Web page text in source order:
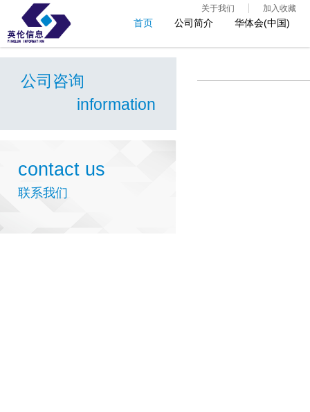
首页 公司简介 华体会(中国)
关于我们 加入收藏
公司咨询
information
contact us
联系我们